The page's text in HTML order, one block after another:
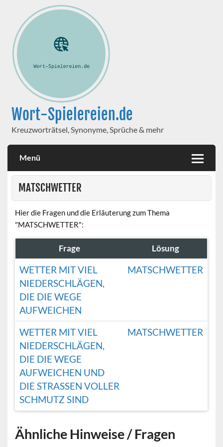
Wort-Spielereien.de
Kreuzworträtsel, Synonyme, Sprüche & mehr
Menü
MATSCHWETTER
Hier die Fragen und die Erläuterung zum Thema
"MATSCHWETTER":
Frage Lösung
WETTER MIT VIEL
NIEDERSCHLÄGEN,
DIE DIE WEGE
AUFWEICHEN
MATSCHWETTER
WETTER MIT VIEL
NIEDERSCHLÄGEN,
DIE DIE WEGE
AUFWEICHEN UND
DIE STRASSEN VOLLER S
CHMUTZ SIND
MATSCHWETTER
Ähnliche Hinweise / Fragen